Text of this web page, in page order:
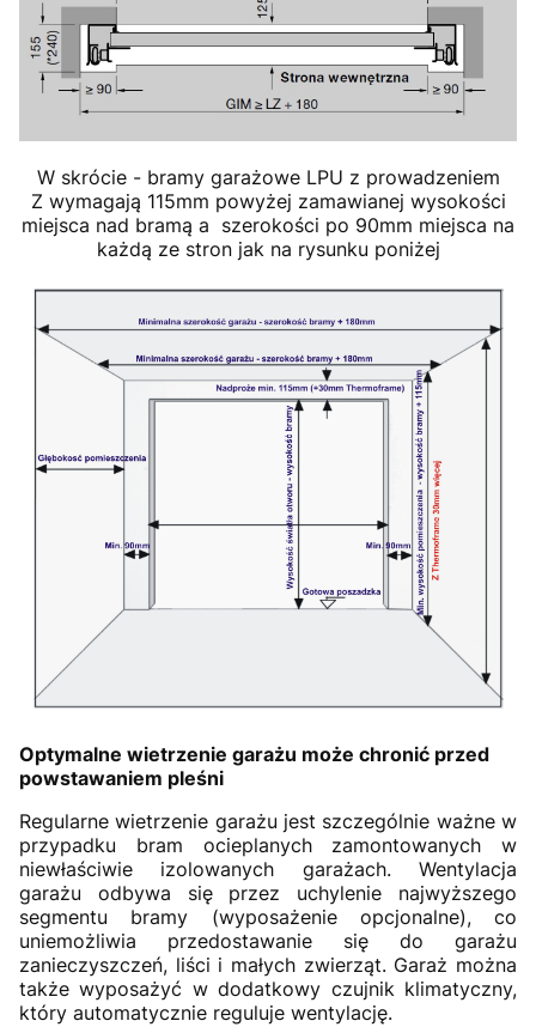
W skrócie - bramy garażowe LPU z prowadzeniem
Z wymagają 115mm powyżej zamawianej wysokości
miejsca nad bramą a szerokości po 90mm miejsca na
każdą ze stron jak na rysunku poniżej
Optymalne wietrzenie garażu może chronić przed
powstawaniem pleśni
Regularne wietrzenie garażu jest szczególnie ważne w
przypadku bram ocieplanych zamontowanych w
niewłaściwie izolowanych garażach. Wentylacja
garażu odbywa się przez uchylenie najwyższego
segmentu bramy (wyposażenie opcjonalne), co
uniemożliwia przedostawanie się do garażu
zanieczyszczeń, liści i małych zwierząt. Garaż można
także wyposażyć w dodatkowy czujnik klimatyczny,
który automatycznie reguluje wentylację.